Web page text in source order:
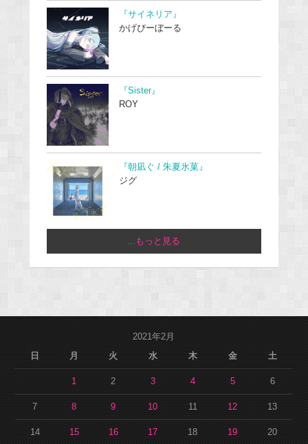
『サイネリア』
かげぴーぼーる
『Sister』
ROY
『朝凪ぐ / 朱夏氷菓』
ジグ
...もっと見る
2021年2月
日
月 火 水 木 金 土
1 2 3 4 5 6
7 8 9 10 11 12 13
14 15 16 17 18 19 20